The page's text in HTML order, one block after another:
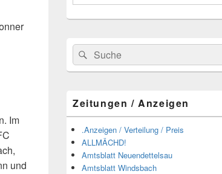
Im
und
Suchen
nach:
Suchen
Zeitungen / Anzeigen
.Anzeigen / Verteilung / Preis
ALLMÄCHD!
Amtsblatt Neuendettelsau
Amtsblatt Windsbach